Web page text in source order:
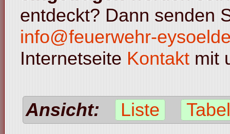
entdeckt? Dann senden
info@feuerwehr-
Internetseite Kontakt mit
Ansicht: Liste